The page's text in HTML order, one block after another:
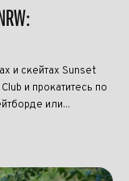
и скейтах Sunset
и прокатитесь по
или...